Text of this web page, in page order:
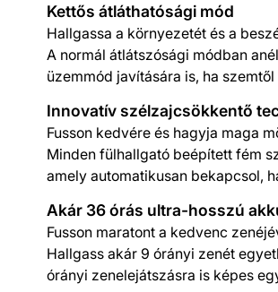
Kettős átláthatósági mód
Hallgassa a környezetét és a
A normál átlátszósági módban
üzemmód javítására is, ha
Innovatív szélzajcsökkentő
Fusson kedvére és hagyja maga
Minden fülhallgató beépített fém
amely automatikusan bekapcsol,
Akár 36 órás ultra-hosszú
Fusson maratont a kedvenc
Hallgass akár 9 órányi zenét
órányi zenelejátszásra is képes